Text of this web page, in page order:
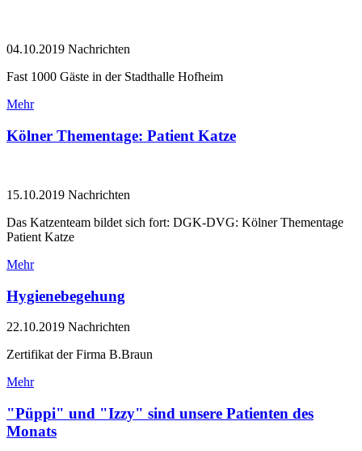
04.10.2019 Nachrichten
Fast 1000 Gäste in der Stadthalle Hofheim
Mehr
Kölner Thementage: Patient Katze
15.10.2019 Nachrichten
Das Katzenteam bildet sich fort: DGK-DVG: Kölner Thementage
Patient Katze
Mehr
Hygienebegehung
22.10.2019 Nachrichten
Zertifikat der Firma B.Braun
Mehr
"Püppi" und "Izzy" sind unsere Patienten des
Monats